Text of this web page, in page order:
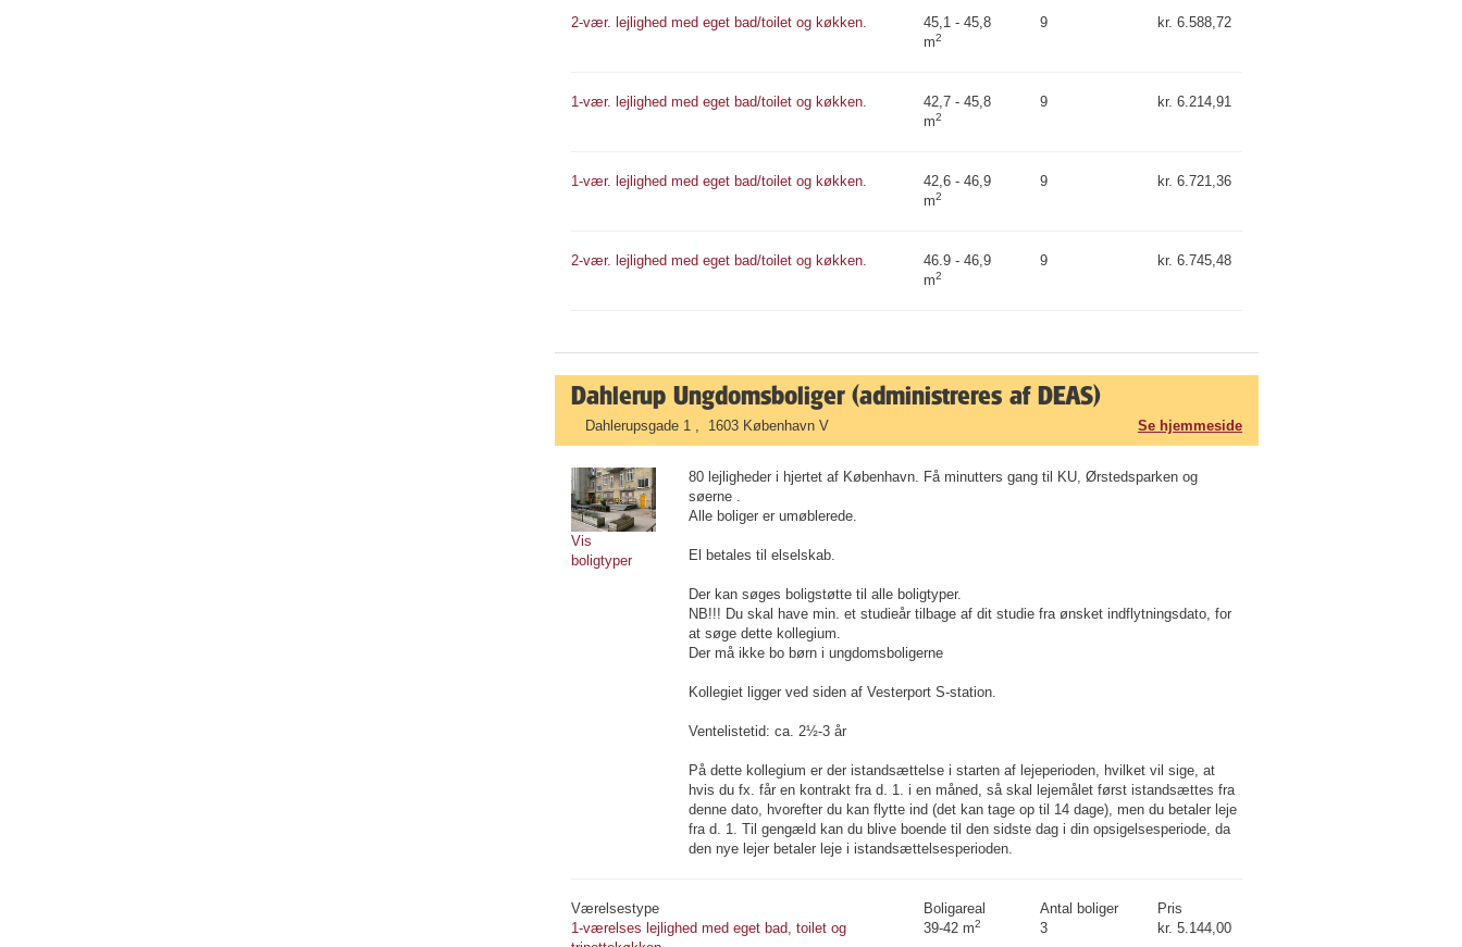
2-vær. lejlighed med eget bad/toilet og køkken.
45,1 - 45,8
m2
9 kr. 6.588,72
1-vær. lejlighed med eget bad/toilet og køkken.
42,7 - 45,8
m2
9 kr. 6.214,91
1-vær. lejlighed med eget bad/toilet og køkken.
42,6 - 46,9
m2
9 kr. 6.721,36
2-vær. lejlighed med eget bad/toilet og køkken.
46.9 - 46,9
m2
9 kr. 6.745,48
Dahlerup Ungdomsboliger (administreres af DEAS)
Dahlerupsgade 1 , 1603 København V Se hjemmeside
Vis
boligtyper
80 lejligheder i hjertet af København. Få minutters gang til KU, Ørstedsparken og
søerne .
Alle boliger er umøblerede.
El betales til elselskab.
Der kan søges boligstøtte til alle boligtyper.
NB!!! Du skal have min. et studieår tilbage af dit studie fra ønsket indflytningsdato, for
at søge dette kollegium.
Der må ikke bo børn i ungdomsboligerne
Kollegiet ligger ved siden af Vesterport S-station.
Ventelistetid: ca. 2½-3 år
På dette kollegium er der istandsættelse i starten af lejeperioden, hvilket vil sige, at
hvis du fx. får en kontrakt fra d. 1. i en måned, så skal lejemålet først istandsættes fra
denne dato, hvorefter du kan flytte ind (det kan tage op til 14 dage), men du betaler leje
fra d. 1. Til gengæld kan du blive boende til den sidste dag i din opsigelsesperiode, da
den nye lejer betaler leje i istandsættelsesperioden.
Værelsestype Boligareal Antal boliger
Pris
1-værelses lejlighed med eget bad, toilet og
39-42 m2 3 kr. 5.144,00